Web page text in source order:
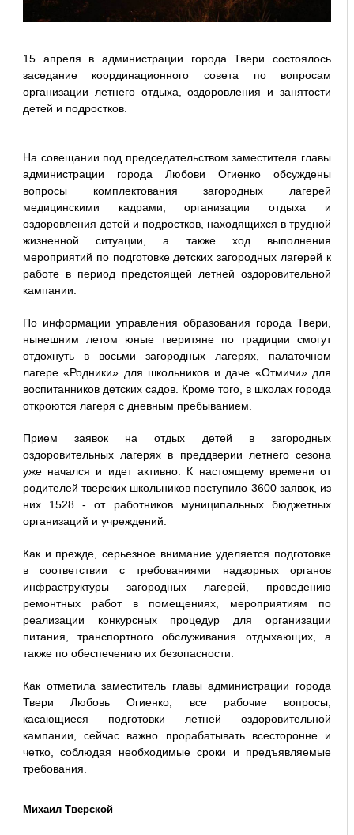
15 апреля в администрации города Твери состоялось
заседание координационного совета по вопросам
организации летнего отдыха, оздоровления и занятости
детей и подростков.
На совещании под председательством заместителя главы
администрации города Любови Огиенко обсуждены
вопросы комплектования загородных лагерей
медицинскими кадрами, организации отдыха и
оздоровления детей и подростков, находящихся в трудной
жизненной ситуации, а также ход выполнения
мероприятий по подготовке детских загородных лагерей к
работе в период предстоящей летней оздоровительной
кампании.
По информации управления образования города Твери,
нынешним летом юные тверитяне по традиции смогут
отдохнуть в восьми загородных лагерях, палаточном
лагере «Родники» для школьников и даче «Отмичи» для
воспитанников детских садов. Кроме того, в школах города
откроются лагеря с дневным пребыванием.
Прием заявок на отдых детей в загородных
оздоровительных лагерях в преддверии летнего сезона
уже начался и идет активно. К настоящему времени от
родителей тверских школьников поступило 3600 заявок, из
них 1528 - от работников муниципальных бюджетных
организаций и учреждений.
Как и прежде, серьезное внимание уделяется подготовке
в соответствии с требованиями надзорных органов
инфраструктуры загородных лагерей, проведению
ремонтных работ в помещениях, мероприятиям по
реализации конкурсных процедур для организации
питания, транспортного обслуживания отдыхающих, а
также по обеспечению их безопасности.
Как отметила заместитель главы администрации города
Твери Любовь Огиенко, все рабочие вопросы,
касающиеся подготовки летней оздоровительной
кампании, сейчас важно прорабатывать всесторонне и
четко, соблюдая необходимые сроки и предъявляемые
требования.
Михаил Тверской